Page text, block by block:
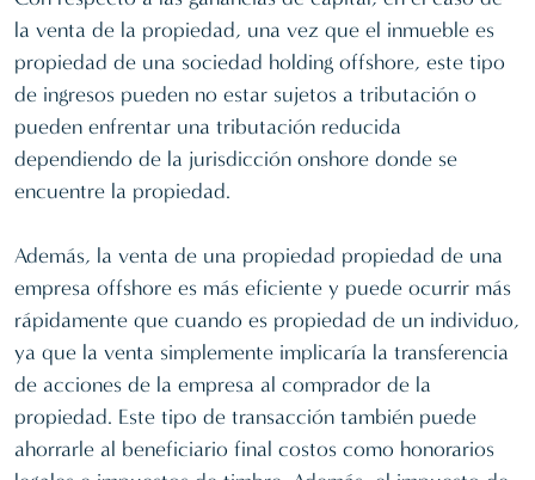
la venta de la propiedad, una vez que el inmueble es
propiedad de una sociedad holding offshore, este tipo
de ingresos pueden no estar sujetos a tributación o
pueden enfrentar una tributación reducida
dependiendo de la jurisdicción onshore donde se
encuentre la propiedad.
Además, la venta de una propiedad propiedad de una
empresa offshore es más eficiente y puede ocurrir más
rápidamente que cuando es propiedad de un individuo,
ya que la venta simplemente implicaría la transferencia
de acciones de la empresa al comprador de la
propiedad. Este tipo de transacción también puede
ahorrarle al beneficiario final costos como honorarios